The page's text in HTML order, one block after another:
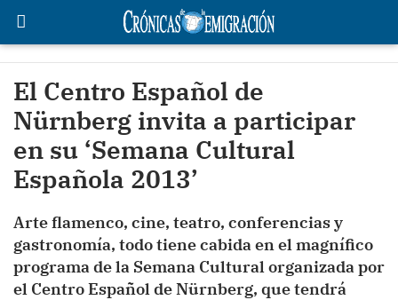
El Centro Español de
Nürnberg invita a participar
en su ‘Semana Cultural
Española 2013’
Arte flamenco, cine, teatro, conferencias y
gastronomía, todo tiene cabida en el magnífico
programa de la Semana Cultural organizada por
el Centro Español de Nürnberg, que tendrá